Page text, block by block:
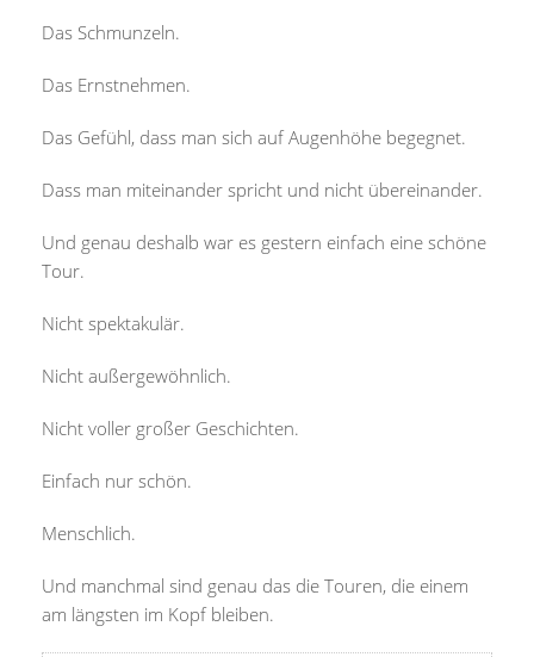
Das Schmunzeln.
Das Ernstnehmen.
Das Gefühl, dass man sich auf Augenhöhe begegnet.
Dass man miteinander spricht und nicht übereinander.
Und genau deshalb war es gestern einfach eine schöne
Tour.
Nicht spektakulär.
Nicht außergewöhnlich.
Nicht voller großer Geschichten.
Einfach nur schön.
Menschlich.
Und manchmal sind genau das die Touren, die einem
am längsten im Kopf bleiben.